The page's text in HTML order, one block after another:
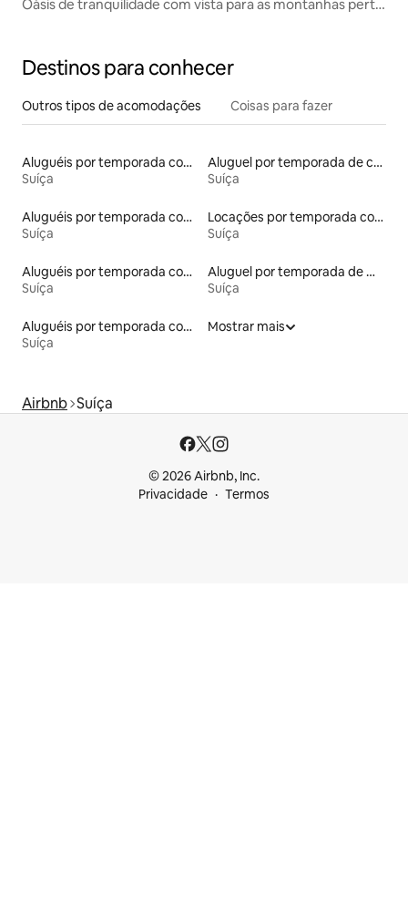
Oásis de tranquilidade com vista para as montanhas perto
Destinos para conhecer
Outros tipos de acomodações Coisas para fazer
Aluguéis por temporada com acesso ao lago
Suíça
Aluguel por temporada de casas de veraneio
Suíça
Aluguéis por temporada com caiaque
Suíça
Locações por temporada com piscina
Suíça
Aluguéis por temporada com cama de altura acessível
Suíça
Aluguel por temporada de microcasas
Suíça
Aluguéis por temporada com suítes privativas
Suíça
Mostrar mais
Airbnb Suíça
© 2026 Airbnb, Inc.
Privacidade
Termos